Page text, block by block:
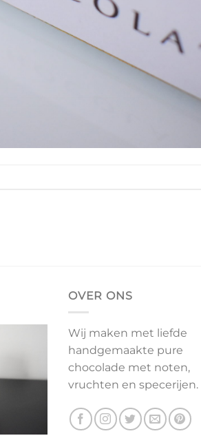
OVER ONS
Wij maken met liefde
handgemaakte pure
chocolade met noten,
vruchten en specerijen.